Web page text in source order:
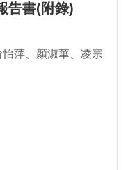
告書(附錄)
萍、顏淑華、凌宗